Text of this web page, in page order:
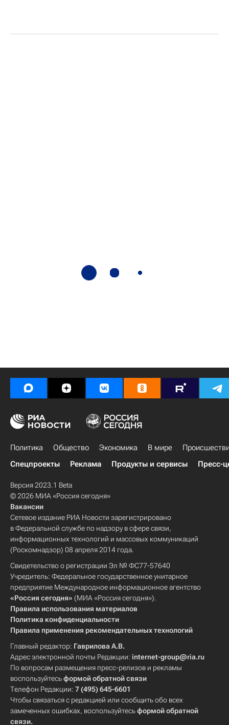
Политика Общество Экономика В мире
Спецпроекты
Реклама Продукты и сервисы Пресс-
Версия 2023.1 Beta
© 2026 МИА «Россия сегодня»
Вакансии
Сетевое издание РИА Новости зарегистрировано
в Федеральной службе по надзору в сфере связи,
информационных технологий и массовых коммуникаций
(Роскомнадзор) 08 апреля 2014 года.
Свидетельство о регистрации Эл № ФС77-57640
Учредитель: Федеральное государственное унитарное
предприятие Международное информационное агентство
«Россия сегодня» (МИА «Россия сегодня»).
Правила использования материалов
Политика конфиденциальности
Правила применения рекомендательных технологий
Главный редактор: Гаврилова А.В.
Адрес электронной почты Редакции: internet-group@ria.ru
По вопросам размещения пресс-релизов и рекламы
воспользуйтесьформой обратной связи
Телефон Редакции: 7 (495) 645-6601
Чтобы связаться с редакцией или сообщить обо всех
замеченных ошибках, воспользуйтесьформой обратной
связи.